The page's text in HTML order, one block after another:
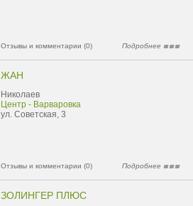
Отзывы и комментарии (0) Подробнее
ЖАН
Николаев
Центр - Варваровка
ул. Советская, 3
Отзывы и комментарии (0) Подробнее
ЗОЛИНГЕР ПЛЮС